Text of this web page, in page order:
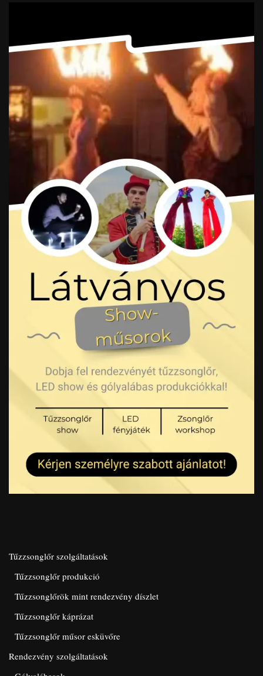
Tűzzsonglőr szolgáltatások
Tűzzsonglőr produkció
Tűzzsonglőrök mint rendezvény díszlet
Tűzzsonglőr káprázat
Tűzzsonglőr műsor esküvőre
Rendezvény szolgáltatások